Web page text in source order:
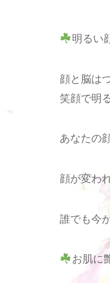
明るい
顔と脳は
笑顔で明
あなたの
顔が変わ
誰でも今
お肌に